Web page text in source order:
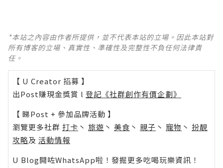
*本站之內容由作者所提供，並不代表本站的立場。因此本站對
所有博客的立場、真實性、準確性及完整性不負任何法律責
任。
【 U Creator 招募 】
出Post賺現金獎賞 l 登記《社群創作有價企劃》
【 睇Post + 參加品牌活動 】
瀏覽更多社群 打卡 丶 旅遊 丶 美食 丶 親子 丶 寵物 丶 扮靚
攻略及 活動情報
U Blog開咗WhatsApp啦！發掘更多吃喝玩樂資訊！